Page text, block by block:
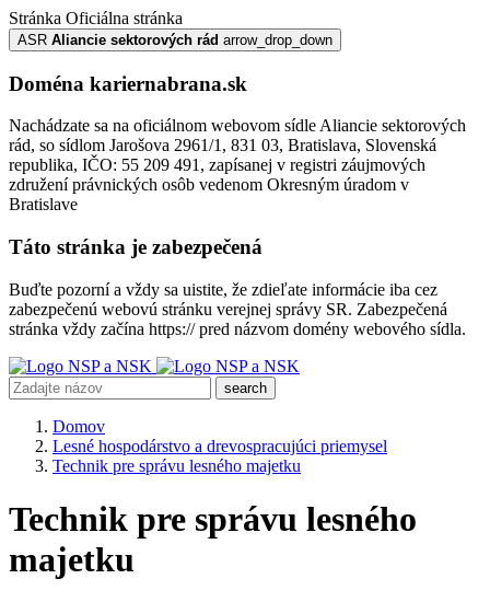
Stránka Oficiálna stránka
ASR Aliancie sektorových rád arrow_drop_down
Doména kariernabrana.sk
Nachádzate sa na oficiálnom webovom sídle Aliancie sektorových
rád, so sídlom Jarošova 2961/1, 831 03, Bratislava, Slovenská
republika, IČO: 55 209 491, zapísanej v registri záujmových
združení právnických osôb vedenom Okresným úradom v
Bratislave
Táto stránka je zabezpečená
Buďte pozorní a vždy sa uistite, že zdieľate informácie iba cez
zabezpečenú webovú stránku verejnej správy SR. Zabezpečená
stránka vždy začína https:// pred názvom domény webového sídla.
search
Domov
Lesné hospodárstvo a drevospracujúci priemysel
Technik pre správu lesného majetku
Technik pre správu lesného
majetku